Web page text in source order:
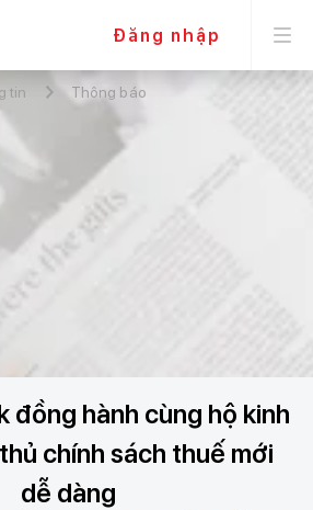
Đăng nhập
tin Thông báo
đồng hành cùng hộ kinh
chính sách thuế mới
dễ dàng